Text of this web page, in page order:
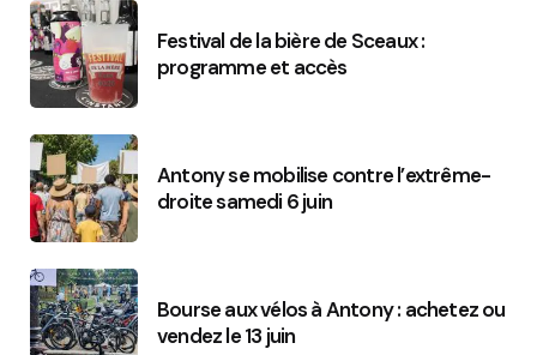
Festival de la bière de Sceaux :
programme et accès
Antony se mobilise contre l’extrême-
droite samedi 6 juin
Bourse aux vélos à Antony : achetez ou
vendez le 13 juin